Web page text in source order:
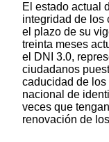
El estado actual
integridad de los
el plazo de su
treinta meses
el DNI 3.0,
ciudadanos
caducidad de
nacional de
veces que
renovación de